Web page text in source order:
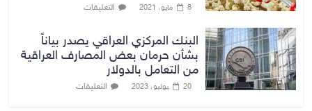
8 مايو، 2021 التعليقات
البنك المركزي العراقي يصدر بياناً
بشأن حرمان بعض المصارف العراقية
من التعامل بالدولار
20 يوليو، 2023 التعليقات